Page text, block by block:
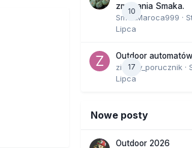
10
zmagania Smaka.
SmakMaroca999 ·
Lipca
17
Outdoor
zielony_porucznik ·
Lipca
Nowe posty
Outdoor 2026